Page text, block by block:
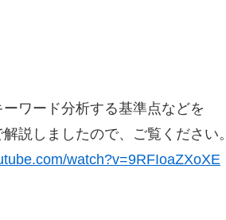
ワード分析する基準点などを
説しましたので、ご覧ください。
watch?v=9RFIoaZXoXE